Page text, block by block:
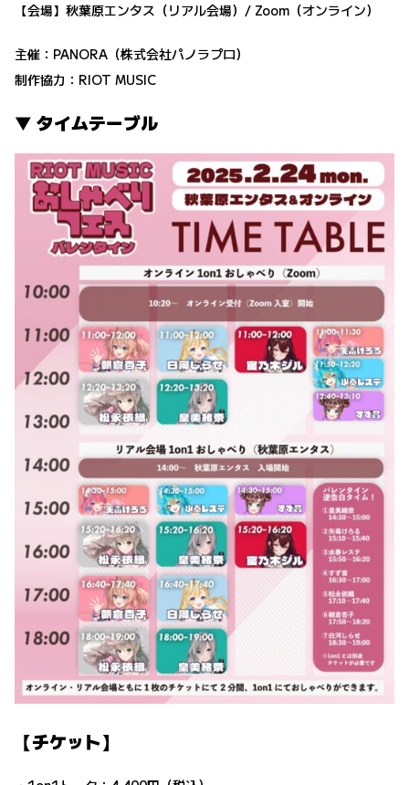
【会場】秋葉原エンタス（リアル会場）/ Zoom（オンライン）
主催：PANORA（株式会社パノラプロ）
制作協力：RIOT MUSIC
▼ タイムテーブル
【チケット】